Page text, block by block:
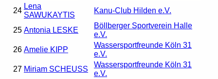
24
Lena
SAWUKAYTIS
Kanu-Club Hilden e.V.
25 Antonia LESKE
Böllberger Sportverein Halle
e.V.
26 Amelie KIPP
Wassersportfreunde Köln 31
e.V.
27 Miriam SCHEUSS
Wassersportfreunde Köln 31
e.V.